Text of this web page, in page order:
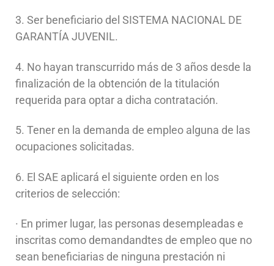
3. Ser beneficiario del SISTEMA NACIONAL DE
GARANTÍA JUVENIL.
4. No hayan transcurrido más de 3 años desde la
finalización de la obtención de la titulación
requerida para optar a dicha contratación.
5. Tener en la demanda de empleo alguna de las
ocupaciones solicitadas.
6. El SAE aplicará el siguiente orden en los
criterios de selección:
· En primer lugar, las personas desempleadas e
inscritas como demandandtes de empleo que no
sean beneficiarias de ninguna prestación ni